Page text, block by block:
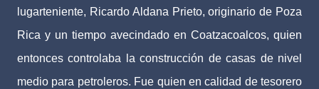
lugarteniente, Ricardo Aldana Prieto, originario de Poza
Rica y un tiempo avecindado en Coatzacoalcos, quien
entonces controlaba la construcción de casas de nivel
medio para petroleros. Fue quien en calidad de tesorero